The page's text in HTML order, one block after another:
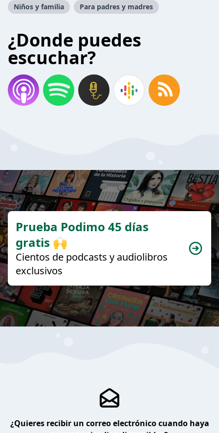
Niños y familia Para padres y madres
¿Donde puedes
escuchar?
Prueba Podimo 45 días
gratis 🙌
Cientos de podcasts y audiolibros
exclusivos
¿Quieres recibir un correo electrónico cuando haya